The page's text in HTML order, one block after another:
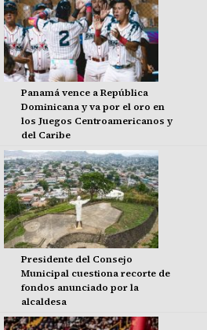
Panamá vence a República
Dominicana y va por el oro en
los Juegos Centroamericanos y
del Caribe
Presidente del Consejo
Municipal cuestiona recorte de
fondos anunciado por la
alcaldesa